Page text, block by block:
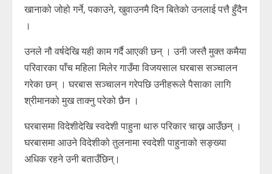
खानाको जोहो गर्ने, पकाउने, खुवाउनमै दिन बितेको उनलाई पत्तै हुँदैन
।
उनले नौ वर्षदेखि यही काम गर्दै आएकी छन् । उनी जस्तै मुक्त कमैया
परिवारका पाँच महिला मिलेर गाउँमा विजयसाल घरबास सञ्चालन
गरेका छन् । घरबास सञ्चालन गरेपछि उनीहरूले पैसाका लागि
श्रीमानको मुख ताक्नु परेको छैन ।
घरबासमा विदेशीदेखि स्वदेशी पाहुना थारु परिकार चाख्न आउँछन् ।
घरबासमा आउने विदेशीको तुलनामा स्वदेशी पाहुनाको सङ्ख्या
अधिक रहने उनी बताउँछिन्।